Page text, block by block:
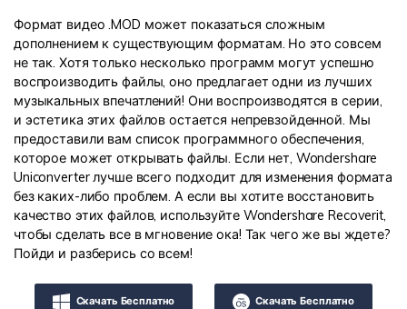
Формат видео .MOD может показаться сложным
дополнением к существующим форматам. Но это совсем
не так. Хотя только несколько программ могут успешно
воспроизводить файлы, оно предлагает одни из лучших
музыкальных впечатлений! Они воспроизводятся в серии,
и эстетика этих файлов остается непревзойденной. Мы
предоставили вам список программного обеспечения,
которое может открывать файлы. Если нет, Wondershare
Uniconverter лучше всего подходит для изменения формата
без каких-либо проблем. А если вы хотите восстановить
качество этих файлов, используйте Wondershare Recoverit,
чтобы сделать все в мгновение ока! Так чего же вы ждете?
Пойди и разберись со всем!
Скачать Бесплатно Скачать Бесплатно